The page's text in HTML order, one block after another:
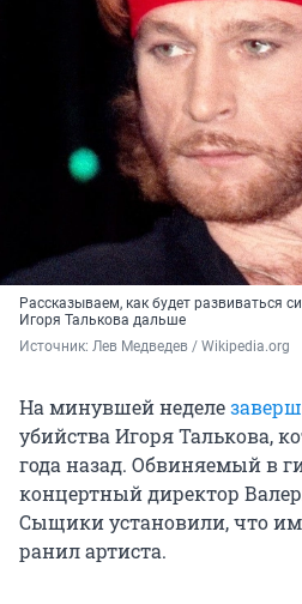
Рассказываем, как будет развиваться
Игоря Талькова дальше
Источник: Лев Медведев / Wikipedia.org
На минувшей неделе
убийства Игоря Талькова,
года назад. Обвиняемый в
концертный директор
Сыщики установили, что
ранил артиста.